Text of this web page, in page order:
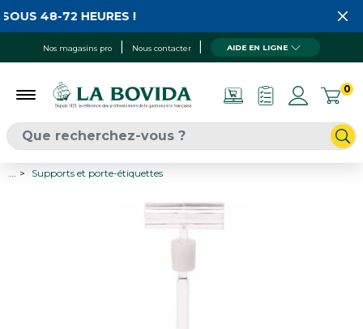
Nos magasins pro Nous contacter AIDE EN LIGNE
0
48-72 HEURES !
Supports et porte-étiquettes